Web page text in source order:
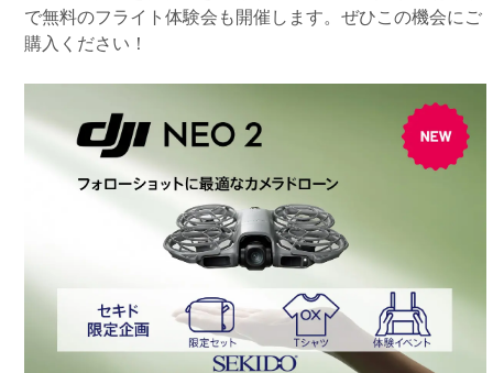
で無料のフライト体験会も開催します。ぜひこの機会にご
購入ください！